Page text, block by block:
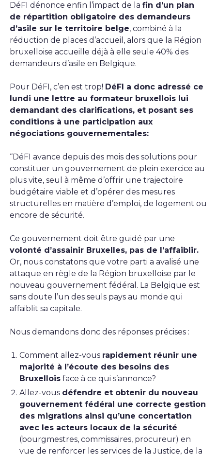
DéFI dénonce enfin l’impact de la fin d’un plan
de répartition obligatoire des demandeurs
d’asile sur le territoire belge, combiné à la
réduction de places d’accueil, alors que la Région
bruxelloise accueille déjà à elle seule 40% des
demandeurs d’asile en Belgique.
Pour DéFI, c’en est trop! DéFI a donc adressé ce
lundi une lettre au formateur bruxellois lui
demandant des clarifications, et posant ses
conditions à une participation aux
négociations gouvernementales:
“DéFI avance depuis des mois des solutions pour
constituer un gouvernement de plein exercice au
plus vite, seul à même d’offrir une trajectoire
budgétaire viable et d’opérer des mesures
structurelles en matière d’emploi, de logement ou
encore de sécurité.
Ce gouvernement doit être guidé par une
volonté d’assainir Bruxelles, pas de l’affaiblir.
Or, nous constatons que votre parti a avalisé une
attaque en règle de la Région bruxelloise par le
nouveau gouvernement fédéral. La Belgique est
sans doute l’un des seuls pays au monde qui
affaiblit sa capitale.
Nous demandons donc des réponses précises :
Comment allez-vous rapidement réunir une
majorité à l’écoute des besoins des
Bruxellois face à ce qui s’annonce?
Allez-vous défendre et obtenir du nouveau
gouvernement fédéral une correcte gestion
des migrations ainsi qu’une concertation
avec les acteurs locaux de la sécurité
(bourgmestres, commissaires, procureur) en
vue de renforcer les services de la Justice, de la